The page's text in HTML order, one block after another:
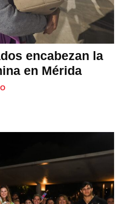
encabezan la
en Mérida